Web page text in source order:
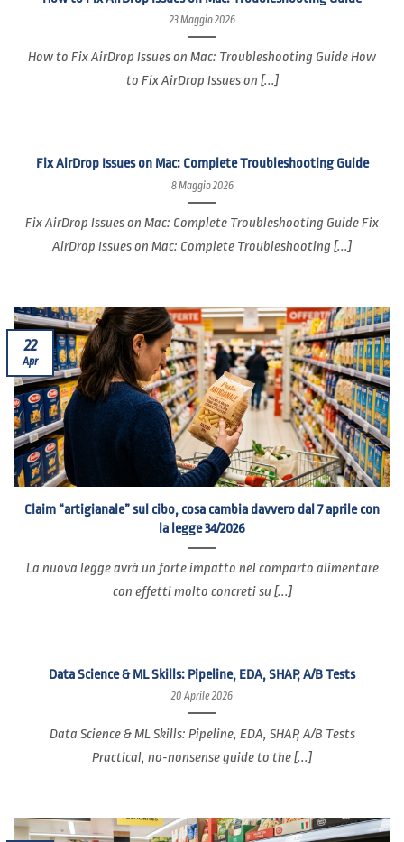
23 Maggio 2026
How to Fix AirDrop Issues on Mac: Troubleshooting Guide How
to Fix AirDrop Issues on [...]
Fix AirDrop Issues on Mac: Complete Troubleshooting Guide
8 Maggio 2026
Fix AirDrop Issues on Mac: Complete Troubleshooting Guide Fix
AirDrop Issues on Mac: Complete Troubleshooting [...]
Claim “artigianale” sul cibo, cosa cambia davvero dal 7 aprile con
la legge 34/2026
La nuova legge avrà un forte impatto nel comparto alimentare
con effetti molto concreti su [...]
22
Apr
Data Science & ML Skills: Pipeline, EDA, SHAP, A/B Tests
20 Aprile 2026
Data Science & ML Skills: Pipeline, EDA, SHAP, A/B Tests
Practical, no-nonsense guide to the [...]